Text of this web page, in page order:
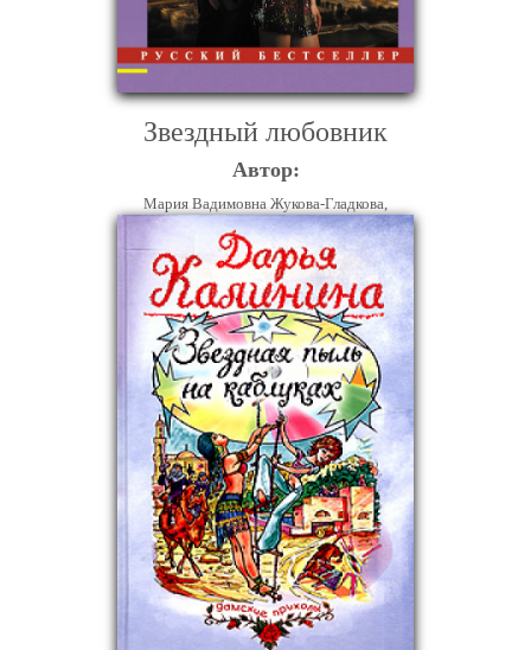
Звездный любовник
Автор:
Мария Вадимовна Жукова-Гладкова,